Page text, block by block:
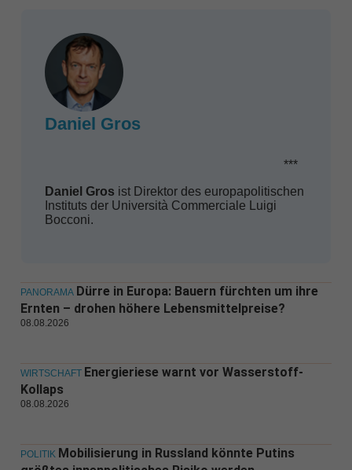
Daniel Gros
***
Daniel Gros ist Direktor des europapolitischen
Instituts der Università Commerciale Luigi
Bocconi.
PANORAMA Dürre in Europa: Bauern fürchten um ihre
Ernten – drohen höhere Lebensmittelpreise?
08.08.2026
WIRTSCHAFT Energieriese warnt vor Wasserstoff-
Kollaps
08.08.2026
POLITIK Mobilisierung in Russland könnte Putins